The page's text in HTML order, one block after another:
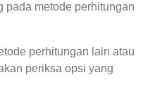
pada metode perhitungan
perhitungan lain atau
periksa opsi yang